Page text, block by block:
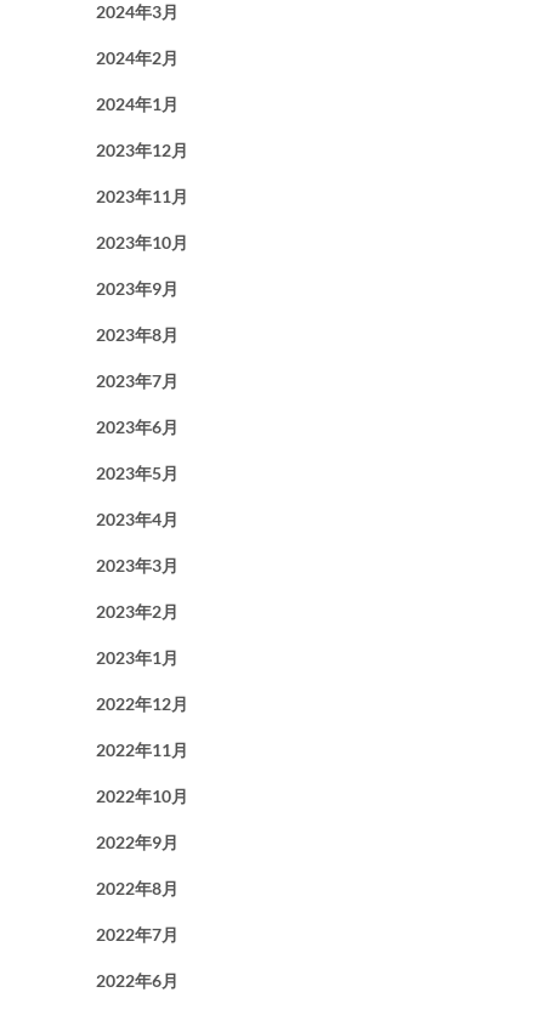
2024年3月
2024年2月
2024年1月
2023年12月
2023年11月
2023年10月
2023年9月
2023年8月
2023年7月
2023年6月
2023年5月
2023年4月
2023年3月
2023年2月
2023年1月
2022年12月
2022年11月
2022年10月
2022年9月
2022年8月
2022年7月
2022年6月